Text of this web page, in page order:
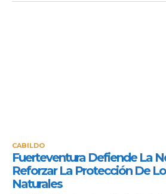
CABILDO
Fuerteventura Defiende La
Reforzar La Protección De
Naturales